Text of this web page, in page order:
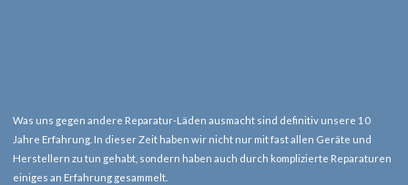
Was uns gegen andere Reparatur-Läden ausmacht sind definitiv unsere 10
Jahre Erfahrung. In dieser Zeit haben wir nicht nur mit fast allen Geräte und
Herstellern zu tun gehabt, sondern haben auch durch komplizierte Reparaturen
einiges an Erfahrung gesammelt.